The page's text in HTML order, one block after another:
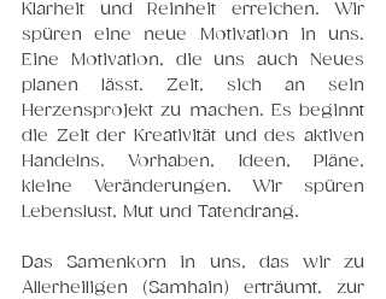
Klarheit und Reinheit erreichen. Wir
spüren eine neue Motivation in uns.
Eine Motivation, die uns auch Neues
planen lässt. Zeit, sich an sein
Herzensprojekt zu machen. Es beginnt
die Zeit der Kreativität und des aktiven
Handelns. Vorhaben, Ideen, Pläne,
kleine Veränderungen. Wir spüren
Lebenslust, Mut und Tatendrang.
Das Samenkorn in uns, das wir zu
Allerheiligen (Samhain) erträumt, zur